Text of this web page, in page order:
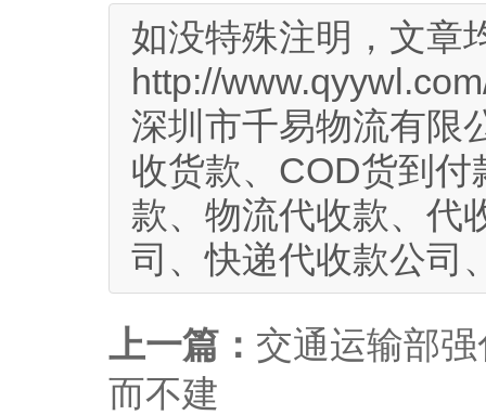
如没特殊注明，文章
http://
深圳市千易物流有限
收货款、COD货到
款、物流代收款、代
司、快递代收款公司
上一篇： 交通运输部
而不建